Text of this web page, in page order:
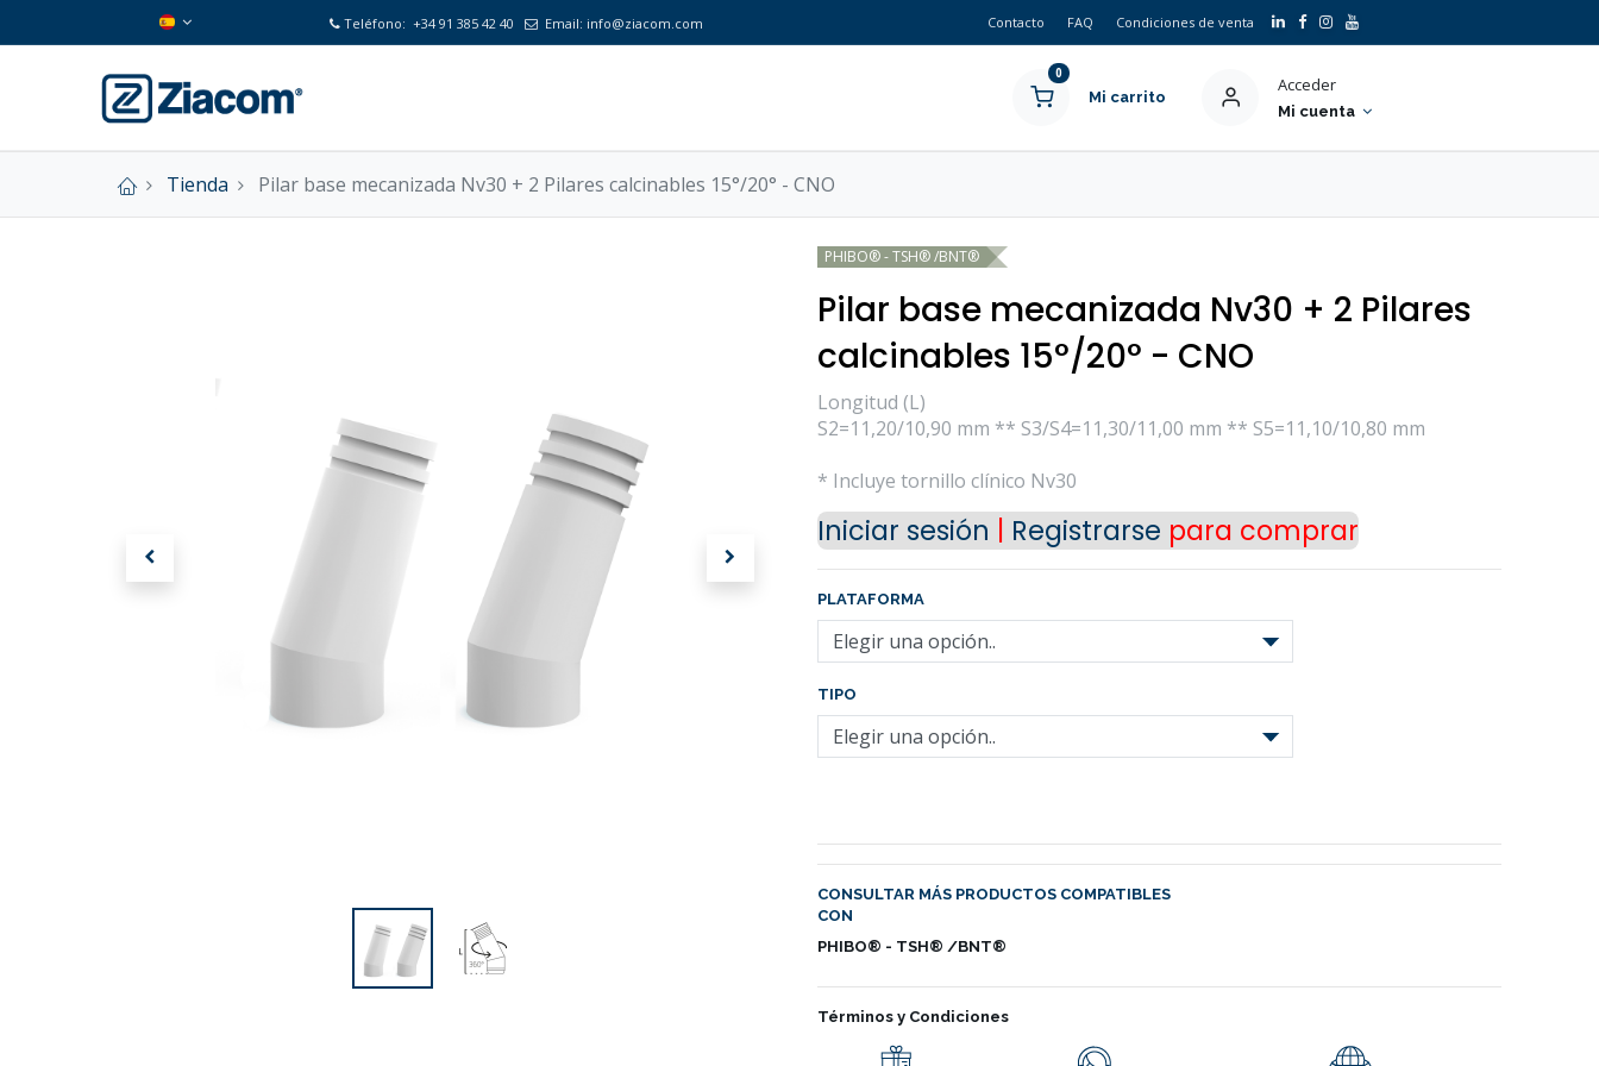
Teléfono: +34 91 385 42 40 Email: info@ziacom.com Contacto FAQ Condiciones de venta
0
Mi carrito
Acceder
Mi cuenta
Tienda Pilar base mecanizada Nv30 + 2 Pilares calcinables 15°/20° - CNO
PHIBO® - TSH® /BNT®
Pilar base mecanizada Nv30 + 2 Pilares
calcinables 15°/20° - CNO
Longitud (L)
S2=11,20/10,90 mm ** S3/S4=11,30/11,00 mm ** S5=11,10/10,80 mm
* Incluye tornillo clínico Nv30
Iniciar sesión | Registrarse para comprar
PLATAFORMA
TIPO
CONSULTAR MÁS PRODUCTOS COMPATIBLES
CON
PHIBO® - TSH® /BNT®
Términos y Condiciones